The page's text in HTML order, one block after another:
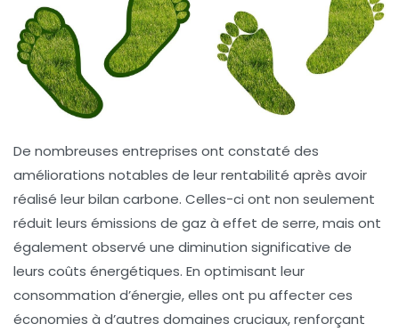
De nombreuses entreprises ont constaté des
améliorations notables de leurrentabilité après avoir
réalisé leurbilan carbone. Celles-ci ont non seulement
réduit leurs émissions de gaz à effet de serre, mais ont
également observé une diminution significative de
leurs coûts énergétiques. En optimisant leur
consommation d’énergie, elles ont pu affecter ces
économies à d’autres domaines cruciaux, renforçant